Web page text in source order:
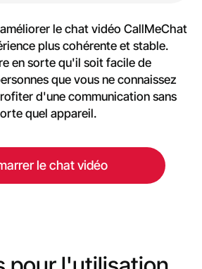
le chat vidéo CallMeChat
plus cohérente et stable.
en sorte qu'il soit facile de
que vous ne connaissez
d'une communication sans
quel appareil.
le chat vidéo